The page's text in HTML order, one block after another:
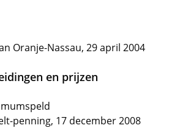
Oranje-Nassau, 29 april 2004
en prijzen
penning, 17 december 2008